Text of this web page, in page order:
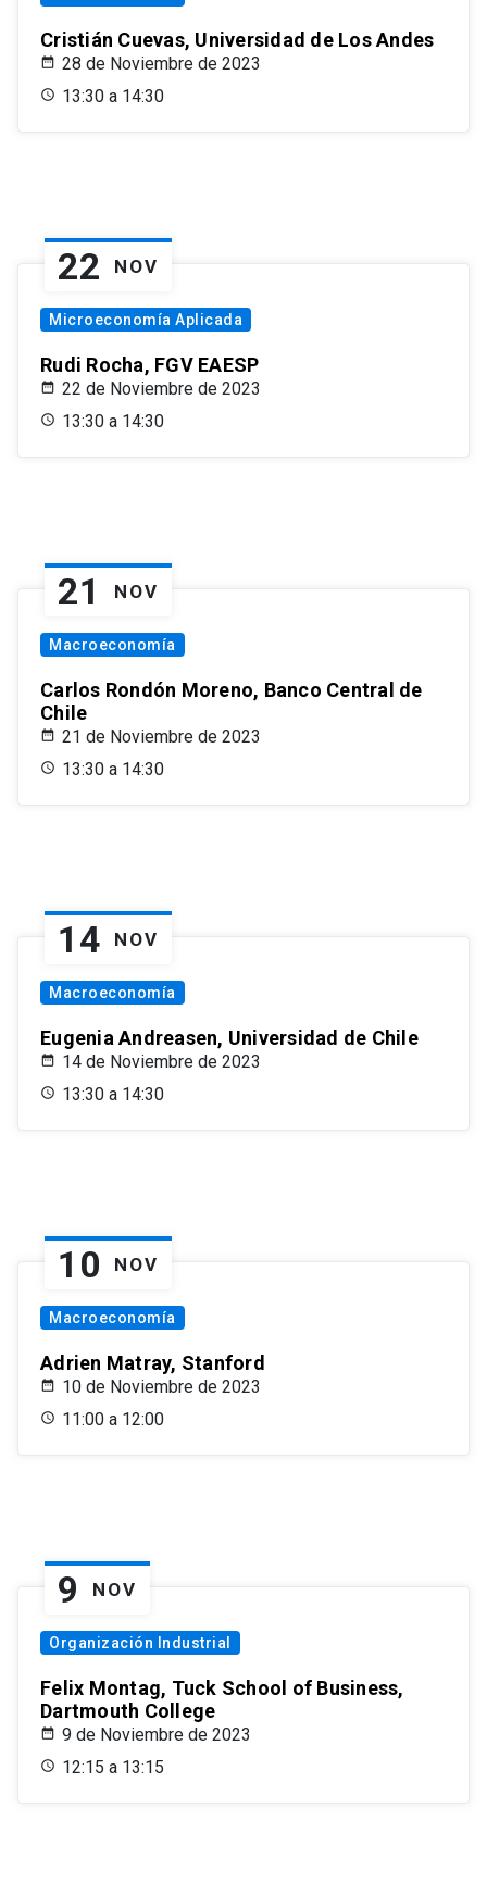
Cristián Cuevas, Universidad de Los Andes
28 de Noviembre de 2023
13:30 a 14:30
22 NOV
Microeconomía Aplicada
Rudi Rocha, FGV EAESP
22 de Noviembre de 2023
13:30 a 14:30
21 NOV
Macroeconomía
Carlos Rondón Moreno, Banco Central de
Chile
21 de Noviembre de 2023
13:30 a 14:30
14 NOV
Macroeconomía
Eugenia Andreasen, Universidad de Chile
14 de Noviembre de 2023
13:30 a 14:30
10 NOV
Macroeconomía
Adrien Matray, Stanford
10 de Noviembre de 2023
11:00 a 12:00
9 NOV
Organización Industrial
Felix Montag, Tuck School of Business,
Dartmouth College
9 de Noviembre de 2023
12:15 a 13:15